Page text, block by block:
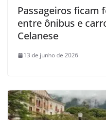
Passageiros ficam
entre ônibus e
Celanese
13 de junho de 2026